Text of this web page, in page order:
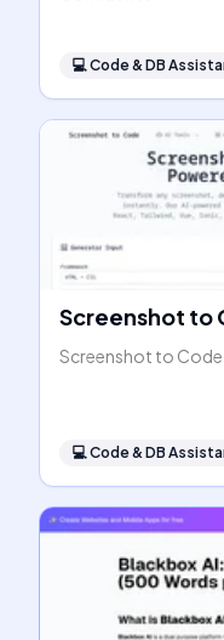
💻Code & DB
Screenshot to
Screenshot to
💻Code & DB